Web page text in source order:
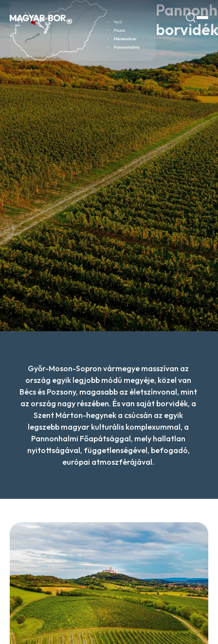
borvidék
Győr-Moson-Sopron vármegye masszívan az
ország egyik legjobb módú megyéje, közel van
Bécs és Pozsony, magasabb az életszínvonal, mint
az ország nagy részében. És van saját borvidék, a
Szent Márton-hegynek a csúcsán az egyik
legszebb magyar kulturális komplexummal, a
Pannonhalmi Főapátsággal, mely hallatlan
nyitottságával, függetlenségével, befogadó,
európai atmoszférájával.